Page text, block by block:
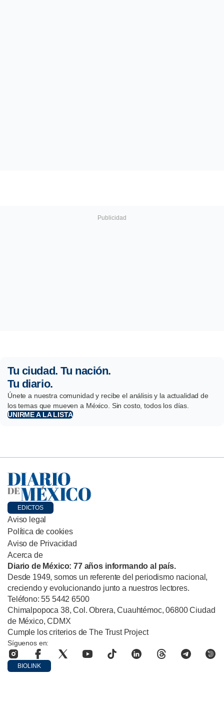
Tu ciudad. Tu nación.
Tu diario.
Únete a nuestra comunidad y recibe el análisis y la actualidad de
los temas que mueven a México. Sin costo, todos los días.
UNIRME A LA LISTA
EDICTOS
Aviso legal
Política de cookies
Aviso de Privacidad
Acerca de
Diario de México: 77 años informando al país.
Desde 1949, somos un referente del periodismo nacional,
creciendo y evolucionando junto a nuestros lectores.
Teléfono: 55 5442 6500
Chimalpopoca 38, Col. Obrera, Cuauhtémoc, 06800 Ciudad
de México, CDMX
Cumple los criterios de The Trust Project
Síguenos en:
BIOLINK